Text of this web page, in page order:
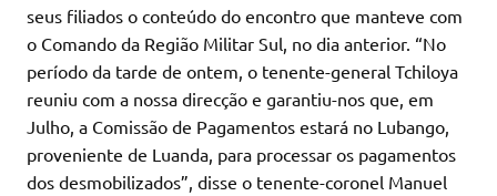
seus filiados o conteúdo do encontro que manteve com
o Comando da Região Militar Sul, no dia anterior. “No
período da tarde de ontem, o tenente-general Tchiloya
reuniu com a nossa direcção e garantiu-nos que, em
Julho, a Comissão de Pagamentos estará no Lubango,
proveniente de Luanda, para processar os pagamentos
dos desmobilizados”, disse o tenente-coronel Manuel